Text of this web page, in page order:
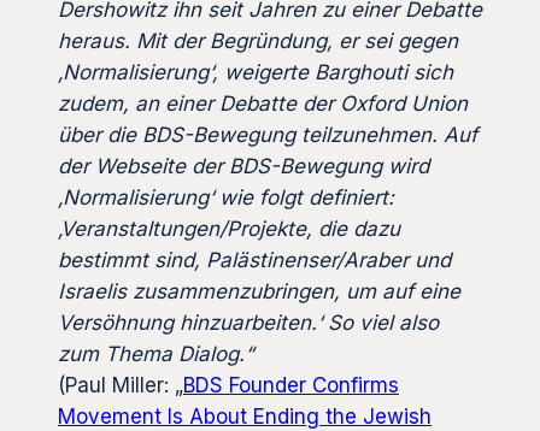
Dershowitz ihn seit Jahren zu einer Debatte
heraus. Mit der Begründung, er sei gegen
‚Normalisierung‘, weigerte Barghouti sich
zudem, an einer Debatte der Oxford Union
über die BDS-Bewegung teilzunehmen. Auf
der Webseite der BDS-Bewegung wird
‚Normalisierung‘ wie folgt definiert:
‚Veranstaltungen/Projekte, die dazu
bestimmt sind, Palästinenser/Araber und
Israelis zusammenzubringen, um auf eine
Versöhnung hinzuarbeiten.‘ So viel also
zum Thema Dialog.“
(Paul Miller: „BDS Founder Confirms
Movement Is About Ending the Jewish